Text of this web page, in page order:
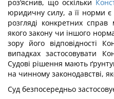
роз‘яснив, що оскільки
юридичну силу, а її норми
розгляді конкретних
якого закону чи іншого
зору його відповідності
випадках застосовувати
Судові рішення мають
на чинному законодавстві,
Суд безпосередньо